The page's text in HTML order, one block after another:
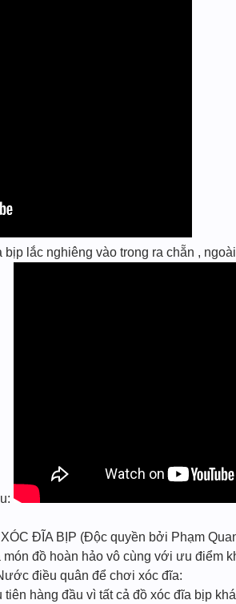
lắc nghiêng vào trong ra chẵn ,
ĐĨA BỊP (Độc quyền bởi Phạm
đồ hoàn hảo vô cùng với ưu điểm
điều quân để chơi xóc đĩa:
hàng đầu vì tất cả đồ xóc đĩa bịp